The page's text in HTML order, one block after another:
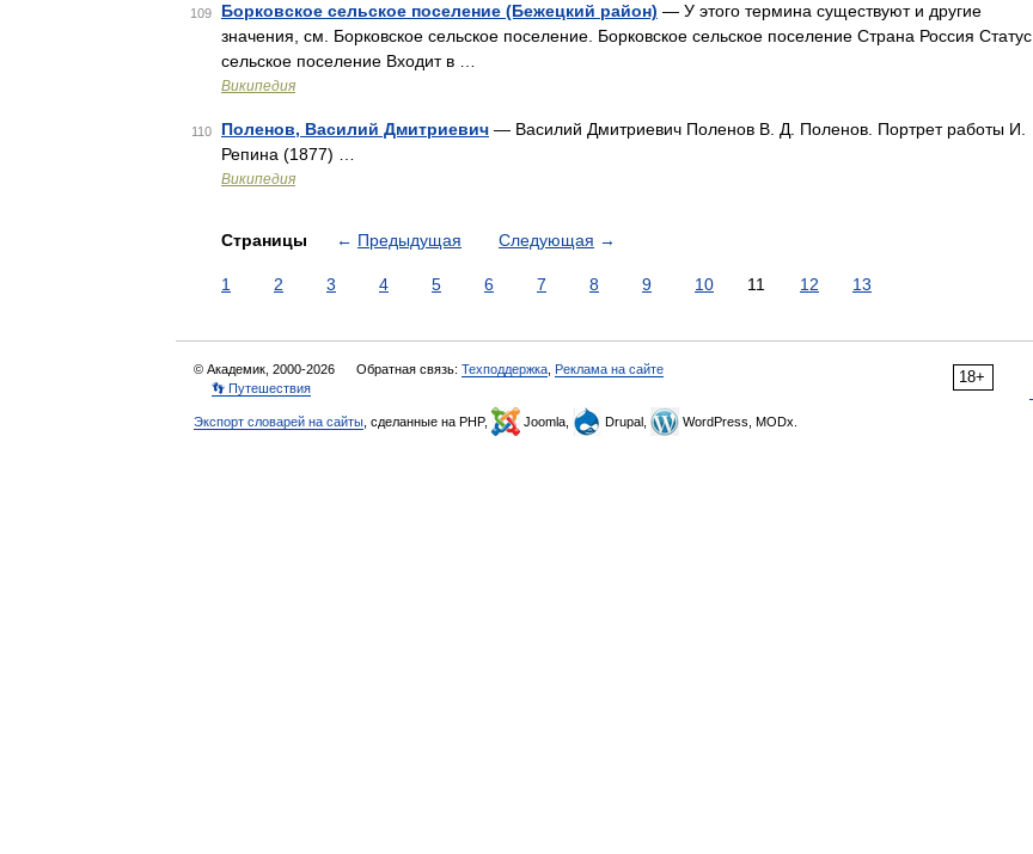
109 Борковское сельское поселение (Бежецкий район) — У этого термина существуют и другие
значения, см. Борковское сельское поселение. Борковское сельское поселение Страна Россия Статус
сельское поселение Входит в …
Википедия
110 Поленов, Василий Дмитриевич — Василий Дмитриевич Поленов В. Д. Поленов. Портрет работы И.
Репина (1877) …
Википедия
Страницы ← Предыдущая Следующая →
1 2 3 4 5 6 7 8 9 10 11 12 13
18+
© Академик, 2000-2026 Обратная связь: Техподдержка Реклама на сайте
👣 Путешествия
Экспорт словарей на сайты , сделанные на PHP, Joomla, Drupal, WordPress, MODx.